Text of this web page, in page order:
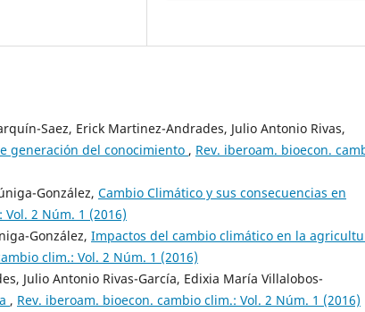
Saez, Erick Martinez-Andrades, Julio Antonio Rivas,
generación del conocimiento , Rev. iberoam. bioecon.
González, Cambio Climático y sus consecuencias en
2 Núm. 1 (2016)
González, Impactos del cambio climático en la
clim.: Vol. 2 Núm. 1 (2016)
Julio Antonio Rivas-García, Edixia María Villalobos-
, Rev. iberoam. bioecon. cambio clim.: Vol. 2 Núm. 1 (2016)